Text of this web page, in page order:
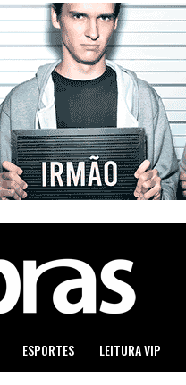
ESPORTES LEITURA VIP